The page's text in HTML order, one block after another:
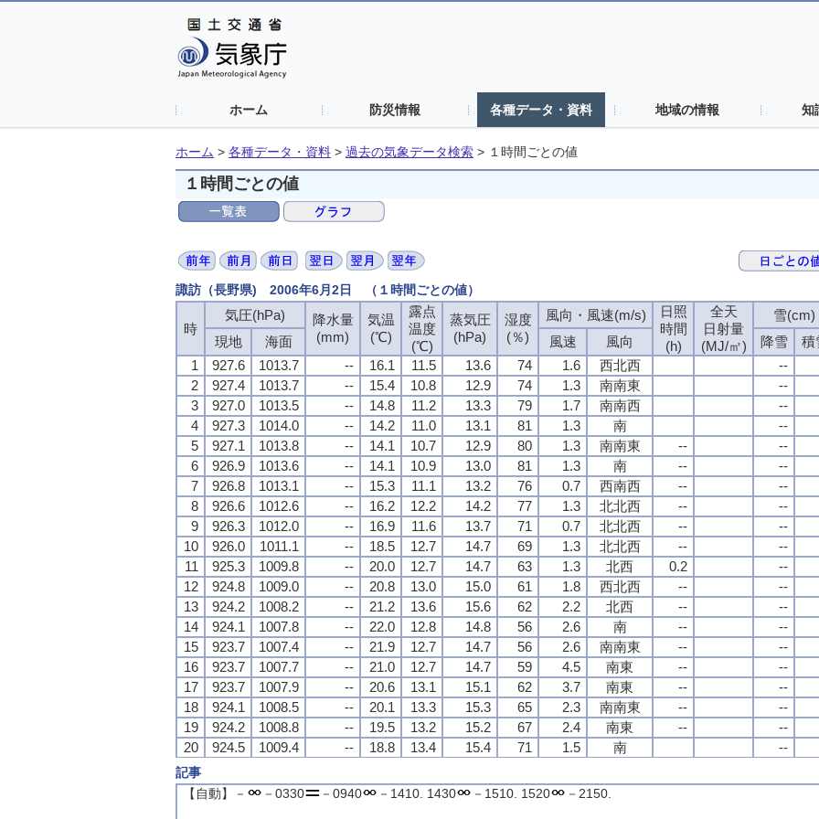
ホーム 防災情報 各種データ・資料 地域の情報 知
ホーム > 各種データ・資料 > 過去の気象データ検索 > １時間ごとの値
１時間ごとの値
諏訪（長野県) 2006年6月2日 （１時間ごとの値）
時
気圧(hPa)
降水量
(mm)
気温
(℃)
露点
温度
(℃)
蒸気圧
(hPa)
湿度
(％)
風向・風速(m/s)
日照
時間
(h)
全天
日射量
(MJ/㎡)
雪(cm)
現地 海面 風速 風向 降雪
積
1
927.6 1013.7 -- 16.1 11.5 13.6 74 1.6 西北西 --
2
927.4 1013.7 -- 15.4 10.8 12.9 74 1.3 南南東 --
3
927.0 1013.5 -- 14.8 11.2 13.3 79 1.7 南南西 --
4
927.3 1014.0 -- 14.2 11.0 13.1 81 1.3 南 --
5
927.1 1013.8 -- 14.1 10.7 12.9 80 1.3 南南東 -- --
6
926.9 1013.6 -- 14.1 10.9 13.0 81 1.3 南 -- --
7
926.8 1013.1 -- 15.3 11.1 13.2 76 0.7 西南西 -- --
8
926.6 1012.6 -- 16.2 12.2 14.2 77 1.3 北北西 -- --
9
926.3 1012.0 -- 16.9 11.6 13.7 71 0.7 北北西 -- --
10
926.0 1011.1 -- 18.5 12.7 14.7 69 1.3 北北西 -- --
11
925.3 1009.8 -- 20.0 12.7 14.7 63 1.3 北西 0.2 --
12
924.8 1009.0 -- 20.8 13.0 15.0 61 1.8 西北西 -- --
13
924.2 1008.2 -- 21.2 13.6 15.6 62 2.2 北西 -- --
14
924.1 1007.8 -- 22.0 12.8 14.8 56 2.6 南 -- --
15
923.7 1007.4 -- 21.9 12.7 14.7 56 2.6 南南東 -- --
16
923.7 1007.7 -- 21.0 12.7 14.7 59 4.5 南東 -- --
17
923.7 1007.9 -- 20.6 13.1 15.1 62 3.7 南東 -- --
18
924.1 1008.5 -- 20.1 13.3 15.3 65 2.3 南南東 -- --
19
924.2 1008.8 -- 19.5 13.2 15.2 67 2.4 南東 -- --
20
924.5 1009.4 -- 18.8 13.4 15.4 71 1.5 南 --
21
22
925.5 1010.7 -- 18.1 12.8 14.8 71 3.2 西 --
時
気圧(hPa)
降水量
(mm)
気温
(℃)
露点
温度
(℃)
蒸気圧
(hPa)
湿度
(％)
風向・風速(m/s)
日照
時間
(h)
全天
日射量
(MJ/㎡)
雪(cm)
現地 海面 風速 風向 降雪
積
1
927.6 1013.7 -- 16.1 11.5 13.6 74 1.6 西北西 --
2
927.4 1013.7 -- 15.4 10.8 12.9 74 1.3 南南東 --
3
927.0 1013.5 -- 14.8 11.2 13.3 79 1.7 南南西 --
4
927.3 1014.0 -- 14.2 11.0 13.1 81 1.3 南 --
5
927.1 1013.8 -- 14.1 10.7 12.9 80 1.3 南南東 -- --
6
926.9 1013.6 -- 14.1 10.9 13.0 81 1.3 南 -- --
7
926.8 1013.1 -- 15.3 11.1 13.2 76 0.7 西南西 -- --
8
926.6 1012.6 -- 16.2 12.2 14.2 77 1.3 北北西 -- --
9
926.3 1012.0 -- 16.9 11.6 13.7 71 0.7 北北西 -- --
10
926.0 1011.1 -- 18.5 12.7 14.7 69 1.3 北北西 -- --
11
925.3 1009.8 -- 20.0 12.7 14.7 63 1.3 北西 0.2 --
12
924.8 1009.0 -- 20.8 13.0 15.0 61 1.8 西北西 -- --
13
924.2 1008.2 -- 21.2 13.6 15.6 62 2.2 北西 -- --
14
924.1 1007.8 -- 22.0 12.8 14.8 56 2.6 南 -- --
15
923.7 1007.4 -- 21.9 12.7 14.7 56 2.6 南南東 -- --
16
923.7 1007.7 -- 21.0 12.7 14.7 59 4.5 南東 -- --
17
923.7 1007.9 -- 20.6 13.1 15.1 62 3.7 南東 -- --
18
924.1 1008.5 -- 20.1 13.3 15.3 65 2.3 南南東 -- --
19
924.2 1008.8 -- 19.5 13.2 15.2 67 2.4 南東 -- --
20
924.5 1009.4 -- 18.8 13.4 15.4 71 1.5 南 --
21
22
925.5 1010.7 -- 18.1 12.8 14.8 71 3.2 西 --
時
気圧(hPa)
降水量
(mm)
気温
(℃)
露点
温度
(℃)
蒸気圧
(hPa)
湿度
(％)
風向・風速(m/s)
日照
時間
(h)
全天
日射量
(MJ/㎡)
雪(cm)
現地 海面 風速 風向 降雪
積
1
927.6 1013.7 -- 16.1 11.5 13.6 74 1.6 西北西 --
2
927.4 1013.7 -- 15.4 10.8 12.9 74 1.3 南南東 --
3
927.0 1013.5 -- 14.8 11.2 13.3 79 1.7 南南西 --
4
927.3 1014.0 -- 14.2 11.0 13.1 81 1.3 南 --
5
927.1 1013.8 -- 14.1 10.7 12.9 80 1.3 南南東 -- --
6
926.9 1013.6 -- 14.1 10.9 13.0 81 1.3 南 -- --
7
926.8 1013.1 -- 15.3 11.1 13.2 76 0.7 西南西 -- --
8
926.6 1012.6 -- 16.2 12.2 14.2 77 1.3 北北西 -- --
9
926.3 1012.0 -- 16.9 11.6 13.7 71 0.7 北北西 -- --
10
926.0 1011.1 -- 18.5 12.7 14.7 69 1.3 北北西 -- --
11
925.3 1009.8 -- 20.0 12.7 14.7 63 1.3 北西 0.2 --
12
924.8 1009.0 -- 20.8 13.0 15.0 61 1.8 西北西 -- --
13
924.2 1008.2 -- 21.2 13.6 15.6 62 2.2 北西 -- --
14
924.1 1007.8 -- 22.0 12.8 14.8 56 2.6 南 -- --
15
923.7 1007.4 -- 21.9 12.7 14.7 56 2.6 南南東 -- --
16
923.7 1007.7 -- 21.0 12.7 14.7 59 4.5 南東 -- --
17
923.7 1007.9 -- 20.6 13.1 15.1 62 3.7 南東 -- --
18
924.1 1008.5 -- 20.1 13.3 15.3 65 2.3 南南東 -- --
19
924.2 1008.8 -- 19.5 13.2 15.2 67 2.4 南東 -- --
20
924.5 1009.4 -- 18.8 13.4 15.4 71 1.5 南 --
21
22
925.5 1010.7 -- 18.1 12.8 14.8 71 3.2 西 --
時
気圧(hPa)
降水量
(mm)
気温
(℃)
露点
温度
(℃)
蒸気圧
(hPa)
湿度
(％)
風向・風速(m/s)
日照
時間
(h)
全天
日射量
(MJ/㎡)
雪(cm)
現地 海面 風速 風向 降雪
積
1
927.6 1013.7 -- 16.1 11.5 13.6 74 1.6 西北西 --
2
927.4 1013.7 -- 15.4 10.8 12.9 74 1.3 南南東 --
3
927.0 1013.5 -- 14.8 11.2 13.3 79 1.7 南南西 --
4
927.3 1014.0 -- 14.2 11.0 13.1 81 1.3 南 --
5
927.1 1013.8 -- 14.1 10.7 12.9 80 1.3 南南東 -- --
6
926.9 1013.6 -- 14.1 10.9 13.0 81 1.3 南 -- --
7
926.8 1013.1 -- 15.3 11.1 13.2 76 0.7 西南西 -- --
8
926.6 1012.6 -- 16.2 12.2 14.2 77 1.3 北北西 -- --
9
926.3 1012.0 -- 16.9 11.6 13.7 71 0.7 北北西 -- --
10
926.0 1011.1 -- 18.5 12.7 14.7 69 1.3 北北西 -- --
11
925.3 1009.8 -- 20.0 12.7 14.7 63 1.3 北西 0.2 --
12
924.8 1009.0 -- 20.8 13.0 15.0 61 1.8 西北西 -- --
13
924.2 1008.2 -- 21.2 13.6 15.6 62 2.2 北西 -- --
14
924.1 1007.8 -- 22.0 12.8 14.8 56 2.6 南 -- --
15
923.7 1007.4 -- 21.9 12.7 14.7 56 2.6 南南東 -- --
16
923.7 1007.7 -- 21.0 12.7 14.7 59 4.5 南東 -- --
17
923.7 1007.9 -- 20.6 13.1 15.1 62 3.7 南東 -- --
18
924.1 1008.5 -- 20.1 13.3 15.3 65 2.3 南南東 -- --
19
924.2 1008.8 -- 19.5 13.2 15.2 67 2.4 南東 -- --
20
924.5 1009.4 -- 18.8 13.4 15.4 71 1.5 南 --
21
22
925.5 1010.7 -- 18.1 12.8 14.8 71 3.2 西 --
記事
【自動】－
－0330 －0940 －1410. 1430 －1510. 1520 －2150.